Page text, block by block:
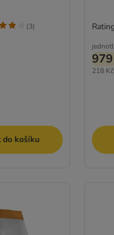
(3)
do košíku
218